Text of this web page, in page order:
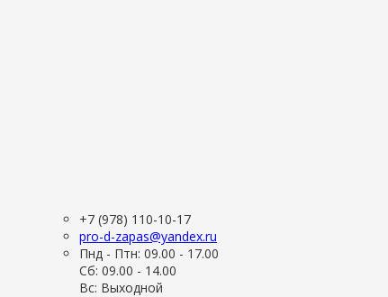
+7 (978) 110-10-17
pro-d-zapas@yandex.ru
Пнд - Птн: 09.00 - 17.00
Сб: 09.00 - 14.00
Вс: Выходной